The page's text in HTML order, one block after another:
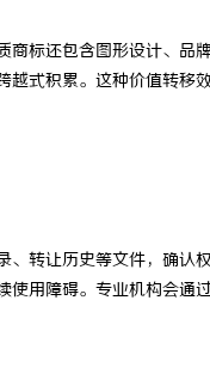
商标还包含图形设计、
越式积累。这种价值转移
、转让历史等文件，确
使用障碍。专业机构会
法律困境